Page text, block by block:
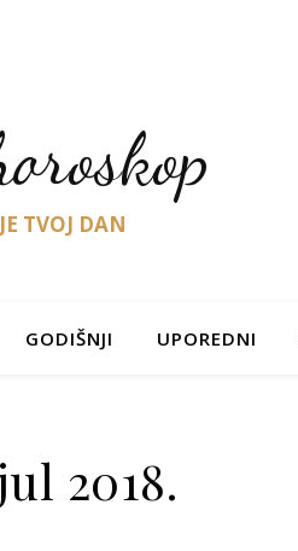
TVOJ DAN
GODIŠNJI UPOREDNI
2018.